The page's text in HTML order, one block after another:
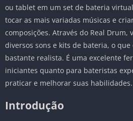
ou tablet em um set de bateria
tocar as mais variadas músicas e
composições. Através do Real Drum,
diversos sons e kits de bateria, o
bastante realista. É uma excelente
iniciantes quanto para bateristas
praticar e melhorar suas habilidades.
Introdução